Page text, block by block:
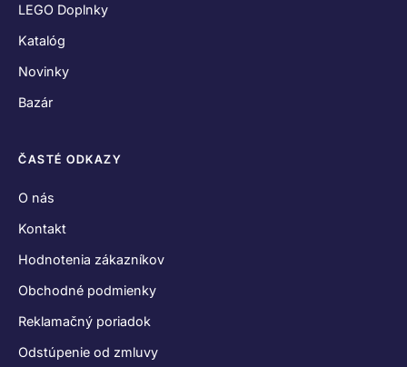
LEGO Doplnky
Katalóg
Novinky
Bazár
ČASTÉ ODKAZY
O nás
Kontakt
Hodnotenia zákazníkov
Obchodné podmienky
Reklamačný poriadok
Odstúpenie od zmluvy